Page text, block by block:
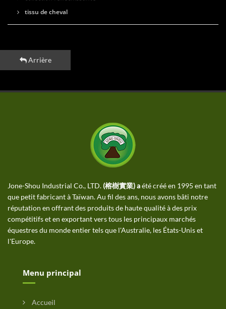
tissu de cheval
Arrière
Jone-Shou Industrial Co., LTD. (榕樹實業) aété créé en 1995 en tant
que petit fabricant à Taïwan. Au fil des ans, nous avons bâti notre
réputation en offrant des produits de haute qualité à des prix
compétitifs et en exportant vers tous les principaux marchés
équestres du monde entier tels que l'Australie, les États-Unis et
l'Europe.
Menu principal
Accueil